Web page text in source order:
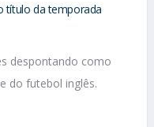
título da temporada
despontando como
do futebol inglês.